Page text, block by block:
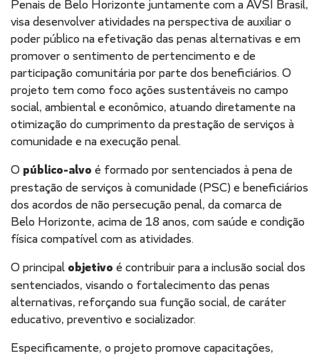
Penais de Belo Horizonte juntamente com a AVSI Brasil,
visa desenvolver atividades na perspectiva de auxiliar o
poder público na efetivação das penas alternativas e em
promover o sentimento de pertencimento e de
participação comunitária por parte dos beneficiários. O
projeto tem como foco ações sustentáveis no campo
social, ambiental e econômico, atuando diretamente na
otimização do cumprimento da prestação de serviços à
comunidade e na execução penal.
O público-alvo é formado por sentenciados à pena de
prestação de serviços à comunidade (PSC) e beneficiários
dos acordos de não persecução penal, da comarca de
Belo Horizonte, acima de 18 anos, com saúde e condição
física compatível com as atividades.
O principal objetivo é contribuir para a inclusão social dos
sentenciados, visando o fortalecimento das penas
alternativas, reforçando sua função social, de caráter
educativo, preventivo e socializador.
Especificamente, o projeto promove capacitações,